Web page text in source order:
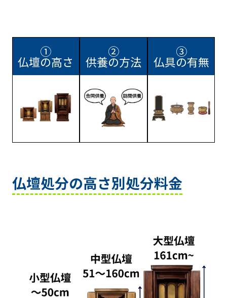
①
仏壇の高さ
②
供養の方法
③
仏具の有無
仏壇処分の高さ別処分料金